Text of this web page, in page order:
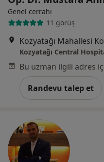
Genel cerrahi
11 görüş
Kozyatağı Central
Randevu talep et